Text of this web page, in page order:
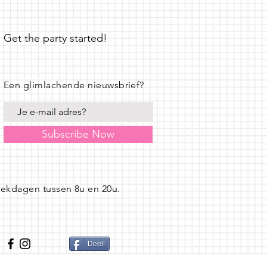
Get the party started!
tussen 8u en 20u.
Een glimlachende nieuwsbrief?
Subscribe Now
Deel!